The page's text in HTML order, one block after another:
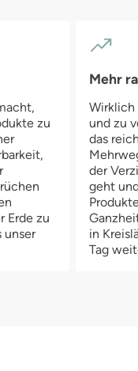
zu
Erde zu
unser
Mehr
Wirklich
und zu
das
der
geht
in
Tag